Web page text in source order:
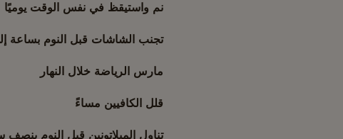
نم واستيقظ في نفس الوقت يوميًا
تجنب الشاشات قبل النوم بساعة
مارس الرياضة خلال النهار
قلل الكافيين مساءً
تناول الميلاتونين قبل النوم